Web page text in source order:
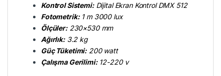
Kontrol Sistemi:Dijital Ekran Kontrol DMX 512
Fotometrik:1 m 3000 lux
Ölçüler:230×530 mm
Ağırlık:3.2 kg
Güç Tüketimi: 200 watt
Çalışma Gerilimi:12-220 v